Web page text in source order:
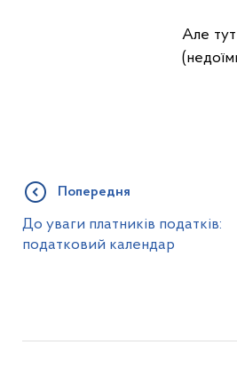
Але тут
Попередня
До уваги платників податків:
податковий календар